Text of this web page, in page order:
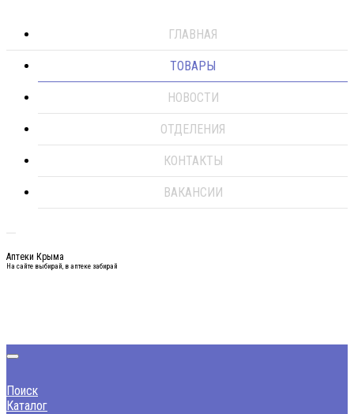
ГЛАВНАЯ
ТОВАРЫ
НОВОСТИ
ОТДЕЛЕНИЯ
КОНТАКТЫ
ВАКАНСИИ
Аптеки Крыма
На сайте выбирай, в аптеке забирай
Поиск
Каталог